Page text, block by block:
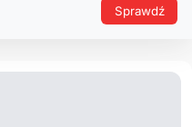
Sprawdź